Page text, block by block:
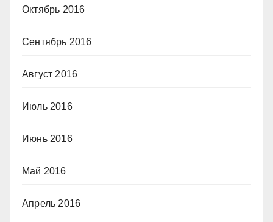
Октябрь 2016
Сентябрь 2016
Август 2016
Июль 2016
Июнь 2016
Май 2016
Апрель 2016